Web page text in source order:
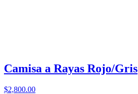
Camisa a Rayas Rojo/Gris
$2,800.00